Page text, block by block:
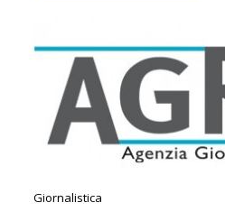
Giornalistica